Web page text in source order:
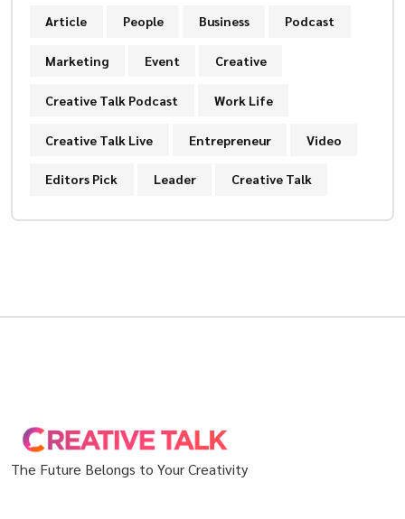
Article People Business Podcast
Marketing Event Creative
Creative Talk Podcast Work Life
Creative Talk Live Entrepreneur Video
Editors Pick Leader Creative Talk
The Future Belongs to Your Creativity